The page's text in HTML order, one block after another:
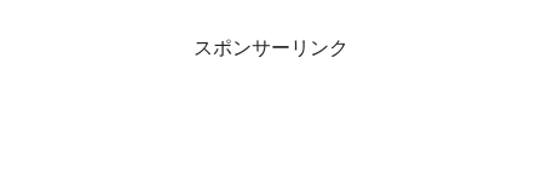
スポンサーリンク